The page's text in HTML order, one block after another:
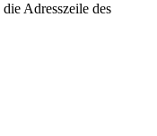
die Adresszeile des